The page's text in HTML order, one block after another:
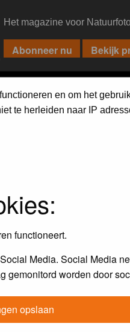
Het magazine voor
en om het
te herleiden naar IP
functioneert.
Media. Social Media
gemonitord worden door
opslaan
Maandopdracht
maandopdracht.